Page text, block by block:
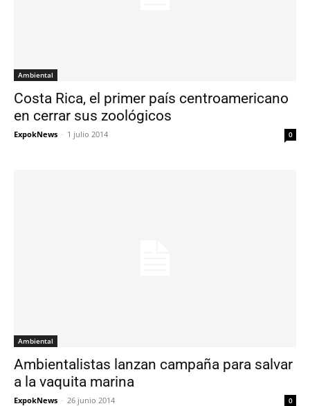
Ambiental
Costa Rica, el primer país centroamericano
en cerrar sus zoológicos
ExpokNews - 1 julio 2014 0
Ambiental
Ambientalistas lanzan campaña para salvar
a la vaquita marina
ExpokNews - 26 junio 2014 0